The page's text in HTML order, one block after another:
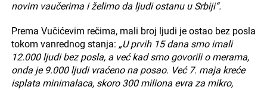
novim vaučerima i želimo da ljudi ostanu u Srbiji“.
Prema Vučićevim rečima, mali broj ljudi je ostao bez posla
tokom vanrednog stanja: „U prvih 15 dana smo imali
12.000 ljudi bez posla, a već kad smo govorili o merama,
onda je 9.000 ljudi vraćeno na posao. Već 7. maja kreće
isplata minimalaca, skoro 300 miliona evra za mikro,